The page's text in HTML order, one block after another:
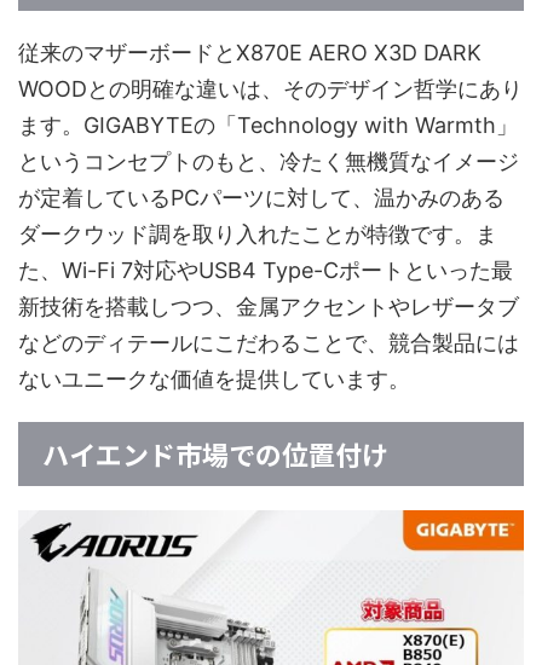
従来のマザーボードとX870E AERO X3D DARK
WOODとの明確な違いは、そのデザイン哲学にあり
ます。GIGABYTEの「Technology with Warmth」
というコンセプトのもと、冷たく無機質なイメージ
が定着しているPCパーツに対して、温かみのある
ダークウッド調を取り入れたことが特徴です。ま
た、Wi-Fi 7対応やUSB4 Type-Cポートといった最
新技術を搭載しつつ、金属アクセントやレザータブ
などのディテールにこだわることで、競合製品には
ないユニークな価値を提供しています。
ハイエンド市場での位置付け